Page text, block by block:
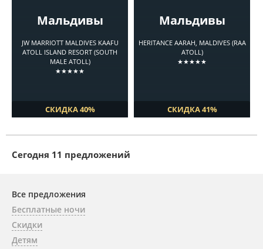
Мальдивы
JW MARRIOTT MALDIVES KAAFU
ATOLL ISLAND RESORT (SOUTH
MALE ATOLL)
★★★★★
СКИДКА 40%
Мальдивы
HERITANCE AARAH, MALDIVES (RAA
ATOLL)
★★★★★
СКИДКА 41%
Cегодня 11 предложений
Все предложения
Бесплатные ночи
Скидки
Детям